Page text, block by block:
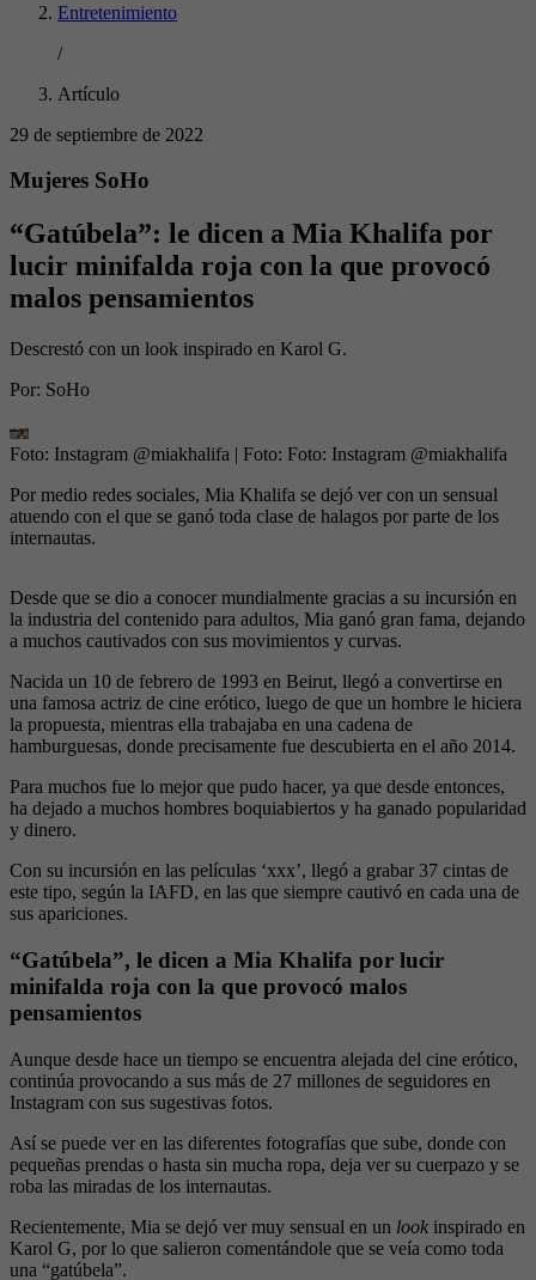
Entretenimiento
/
Artículo
29 de septiembre de 2022
Mujeres SoHo
“Gatúbela”: le dicen a Mia Khalifa por
lucir minifalda roja con la que provocó
malos pensamientos
Descrestó con un look inspirado en Karol G.
Por: SoHo
Foto: Instagram @miakhalifa | Foto: Foto: Instagram @miakhalifa
Por medio redes sociales, Mia Khalifa se dejó ver con un sensual
atuendo con el que se ganó toda clase de halagos por parte de los
internautas.
Desde que se dio a conocer mundialmente gracias a su incursión en
la industria del contenido para adultos, Mia ganó gran fama, dejando
a muchos cautivados con sus movimientos y curvas.
Nacida un 10 de febrero de 1993 en Beirut, llegó a convertirse en
una famosa actriz de cine erótico, luego de que un hombre le hiciera
la propuesta, mientras ella trabajaba en una cadena de
hamburguesas, donde precisamente fue descubierta en el año 2014.
Para muchos fue lo mejor que pudo hacer, ya que desde entonces,
ha dejado a muchos hombres boquiabiertos y ha ganado popularidad
y dinero.
Con su incursión en las películas ‘xxx’, llegó a grabar 37 cintas de
este tipo, según la IAFD, en las que siempre cautivó en cada una de
sus apariciones.
“Gatúbela”, le dicen a Mia Khalifa por lucir
minifalda roja con la que provocó malos
pensamientos
Aunque desde hace un tiempo se encuentra alejada del cine erótico,
continúa provocando a sus más de 27 millones de seguidores en
Instagram con sus sugestivas fotos.
Así se puede ver en las diferentes fotografías que sube, donde con
pequeñas prendas o hasta sin mucha ropa, deja ver su cuerpazo y se
roba las miradas de los internautas.
Recientemente, Mia se dejó ver muy sensual en un look inspirado en
Karol G, por lo que salieron comentándole que se veía como toda
una “gatúbela”.